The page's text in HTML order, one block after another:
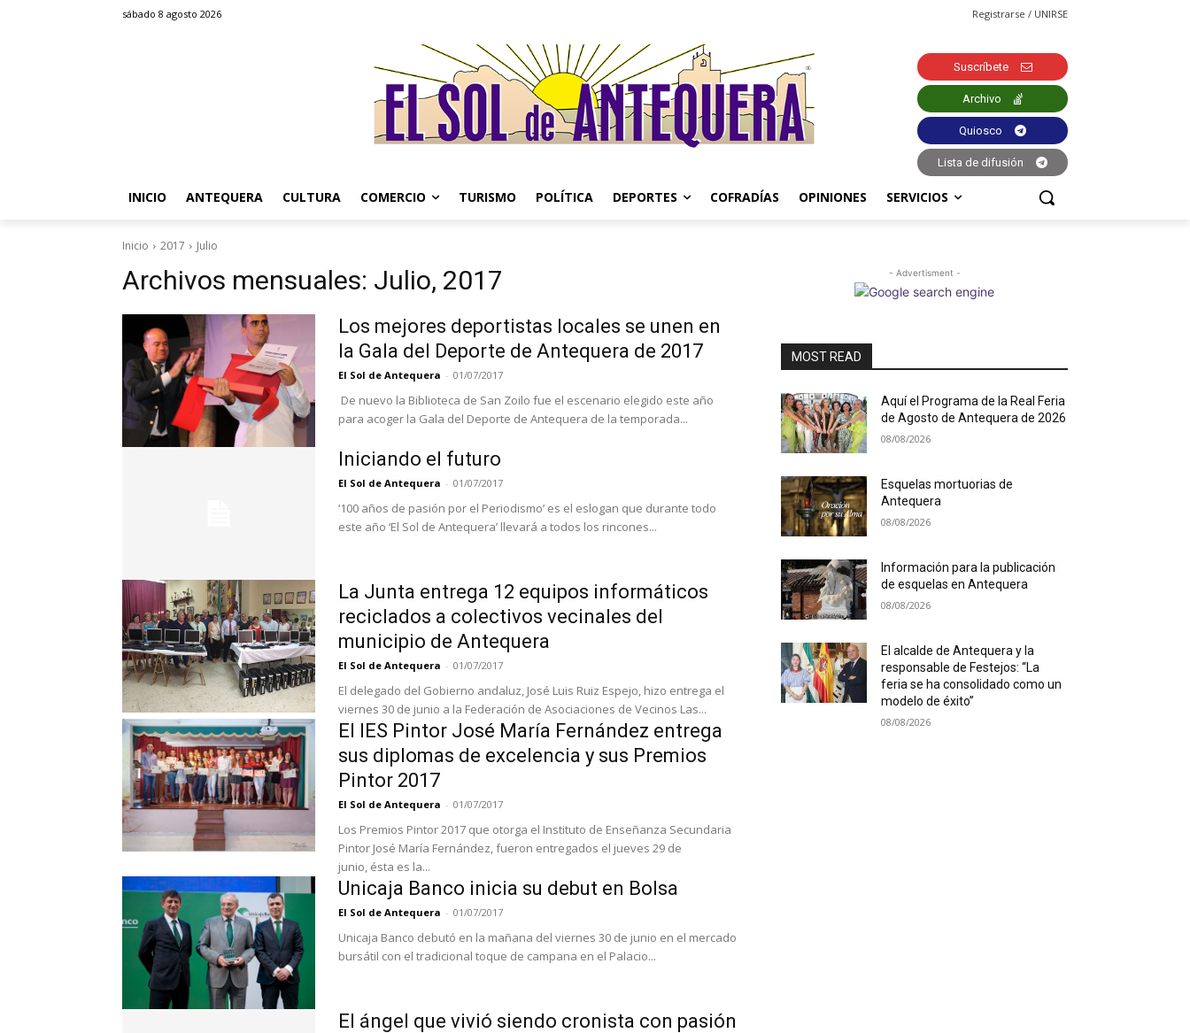
sábado 8 agosto 2026 Registrarse / UNIRSE
Suscríbete
Archivo
Quiosco
Lista de difusión
INICIO ANTEQUERA CULTURA COMERCIO TURISMO POLÍTICA DEPORTES COFRADÍAS OPINIONES SERVICIOS
Inicio 2017 Julio
Archivos mensuales: Julio, 2017
Los mejores deportistas locales se unen en
la Gala del Deporte de Antequera de 2017
El Sol de Antequera - 01/07/2017
De nuevo la Biblioteca de San Zoilo fue el escenario elegido este año
para acoger la Gala del Deporte de Antequera de la temporada...
Iniciando el futuro
El Sol de Antequera - 01/07/2017
‘100 años de pasión por el Periodismo’ es el eslogan que durante todo
este año ‘El Sol de Antequera’ llevará a todos los rincones...
La Junta entrega 12 equipos informáticos
reciclados a colectivos vecinales del
municipio de Antequera
El Sol de Antequera - 01/07/2017
El delegado del Gobierno andaluz, José Luis Ruiz Espejo, hizo entrega el
viernes 30 de junio a la Federación de Asociaciones de Vecinos Las...
El IES Pintor José María Fernández entrega
sus diplomas de excelencia y sus Premios
Pintor 2017
El Sol de Antequera - 01/07/2017
Los Premios Pintor 2017 que otorga el Instituto de Enseñanza Secundaria
Pintor José María Fernández, fueron entregados el jueves 29 de
junio, ésta es la...
Unicaja Banco inicia su debut en Bolsa
El Sol de Antequera - 01/07/2017
Unicaja Banco debutó en la mañana del viernes 30 de junio en el mercado
bursátil con el tradicional toque de campana en el Palacio...
El ángel que vivió siendo cronista con pasión
- Advertisment -
MOST READ
Aquí el Programa de la Real Feria
de Agosto de Antequera de 2026
08/08/2026
Esquelas mortuorias de
Antequera
08/08/2026
Información para la publicación
de esquelas en Antequera
08/08/2026
El alcalde de Antequera y la
responsable de Festejos: “La
feria se ha consolidado como un
modelo de éxito”
08/08/2026